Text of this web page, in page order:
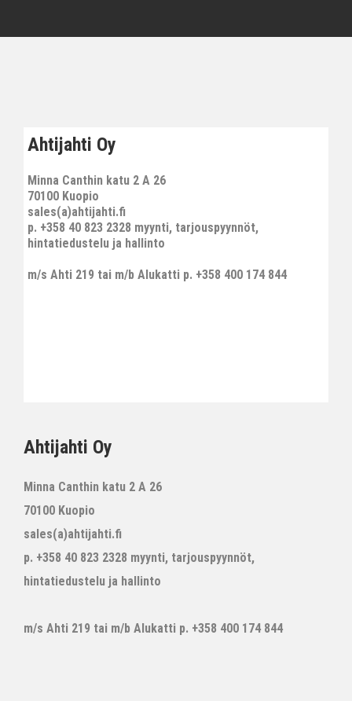
Ahtijahti Oy
Minna Canthin katu 2 A 26
70100 Kuopio
sales(a)ahtijahti.fi
p. +358 40 823 2328 myynti, tarjouspyynnöt,
hintatiedustelu ja hallinto
m/s Ahti 219 tai m/b Alukatti p. +358 400 174 844
Ahtijahti Oy
Minna Canthin katu 2 A 26
70100 Kuopio
sales(a)ahtijahti.fi
p. +358 40 823 2328 myynti, tarjouspyynnöt,
hintatiedustelu ja hallinto
m/s Ahti 219 tai m/b Alukatti p. +358 400 174 844